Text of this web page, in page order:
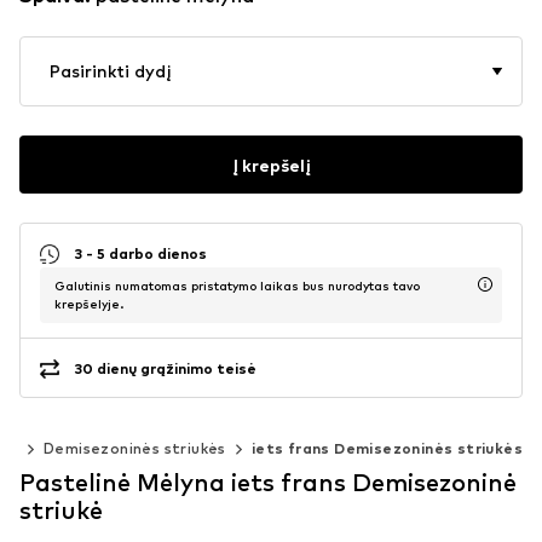
Pasirinkti dydį
Į krepšelį
3 - 5 darbo dienos
Galutinis numatomas pristatymo laikas bus nurodytas tavo
krepšelyje.
30 dienų grąžinimo teisė
Demisezoninės striukės iets frans Demisezoninės striukės
Pastelinė Mėlyna iets frans Demisezoninė
striukė